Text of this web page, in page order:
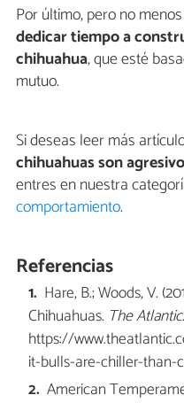
Por último, pero no
dedicar tiempo a
chihuahua, que esté
mutuo.
Si deseas leer más
chihuahuas son
entres en nuestra
comportamiento.
Referencias
Hare, B.; Woods, V.
Chihuahuas. The Atlantic
https://
it-bulls-are-chiller-
American